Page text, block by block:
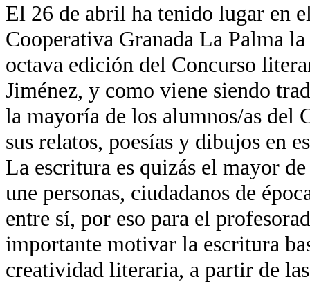
El 26 de abril ha tenido lugar en
Cooperativa Granada La Palma
octava edición del Concurso
Jiménez, y como viene siendo
la mayoría de los alumnos/as del
sus relatos, poesías y dibujos en
La escritura es quizás el mayor
une personas, ciudadanos de
entre sí, por eso para el
importante motivar la escritura
creatividad literaria, a partir de